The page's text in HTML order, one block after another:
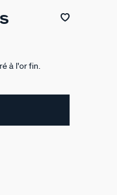
à l'or fin.